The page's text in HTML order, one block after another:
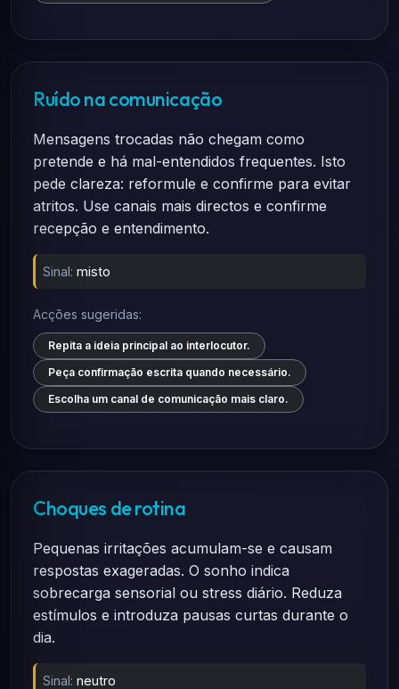
Ruído na comunicação
Mensagens trocadas não chegam como
pretende e há mal-entendidos frequentes. Isto
pede clareza: reformule e confirme para evitar
atritos. Use canais mais directos e confirme
recepção e entendimento.
Sinal: misto
Acções sugeridas:
Repita a ideia principal ao interlocutor.
Peça confirmação escrita quando necessário.
Escolha um canal de comunicação mais claro.
Choques de rotina
Pequenas irritações acumulam-se e causam
respostas exageradas. O sonho indica
sobrecarga sensorial ou stress diário. Reduza
estímulos e introduza pausas curtas durante o
dia.
Sinal: neutro